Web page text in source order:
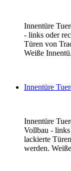
Innentüre
- links oder
Türen von
Weiße
Innentüre
Innentüre
Vollbau -
lackierte
werden.